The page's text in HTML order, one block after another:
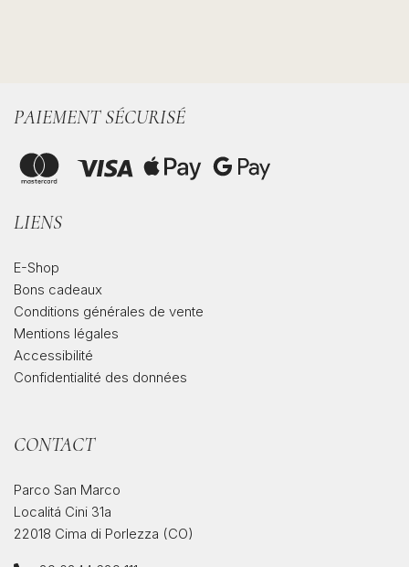
PAIEMENT SÉCURISÉ
LIENS
E-Shop
Bons cadeaux
Conditions générales de vente
Mentions légales
Accessibilité
Confidentialité des données
CONTACT
Parco San Marco
Localitá Cini 31a
22018 Cima di Porlezza (CO)